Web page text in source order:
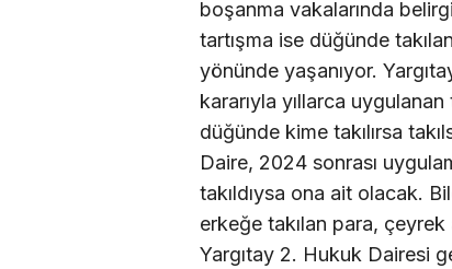
boşanma vakalarında
tartışma ise düğünde
yönünde yaşanıyor.
kararıyla yıllarca uygulanan
düğünde kime takılırsa
Daire, 2024 sonrası
takıldıysa ona ait olacak.
erkeğe takılan para,
Yargıtay 2. Hukuk Dairesi